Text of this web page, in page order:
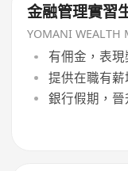
金融管理實習
YOMANI WEALTH
有佣金，表
提供在職有薪
銀行假期，晉